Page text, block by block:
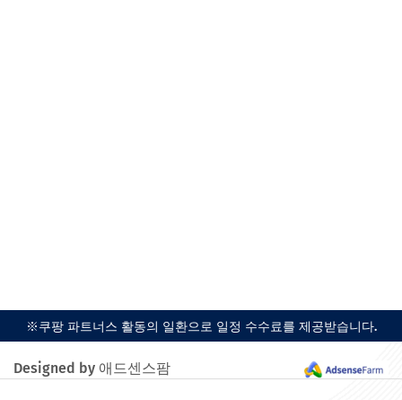
※쿠팡 파트너스 활동의 일환으로 일정 수수료를 제공받습니다.
Designed by 애드센스팜